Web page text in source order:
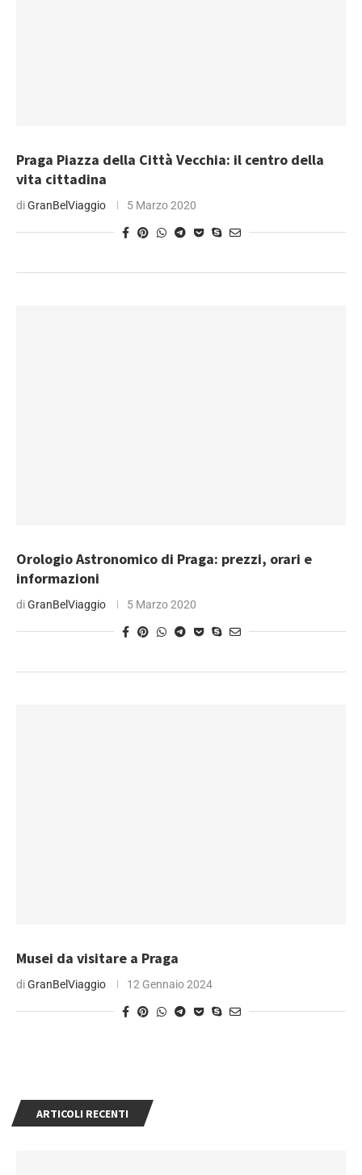
Praga Piazza della Città Vecchia: il centro della
vita cittadina
diGranBelViaggio 5 Marzo 2020
Orologio Astronomico di Praga: prezzi, orari e
informazioni
diGranBelViaggio 5 Marzo 2020
Musei da visitare a Praga
diGranBelViaggio 12 Gennaio 2024
ARTICOLI RECENTI